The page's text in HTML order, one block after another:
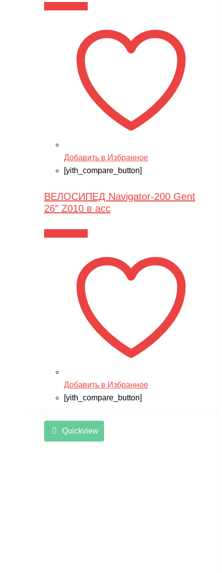
Добавить в Избранное
[yith_compare_button]
ВЕЛОСИПЕД Navigator-200 Gent
26″ Z010 в асс
Добавить в Избранное
[yith_compare_button]
Quickview